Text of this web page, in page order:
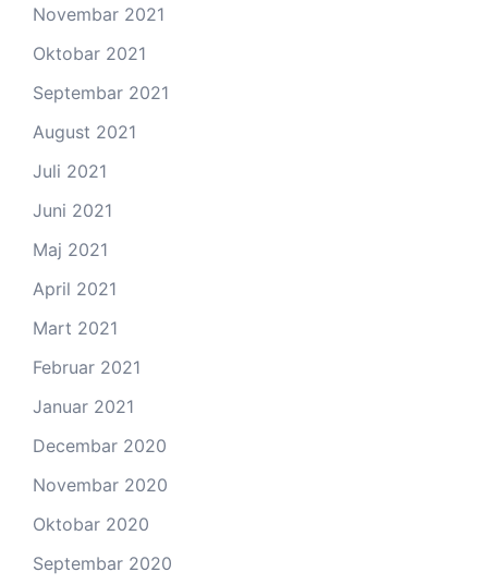
Novembar 2021
Oktobar 2021
Septembar 2021
August 2021
Juli 2021
Juni 2021
Maj 2021
April 2021
Mart 2021
Februar 2021
Januar 2021
Decembar 2020
Novembar 2020
Oktobar 2020
Septembar 2020